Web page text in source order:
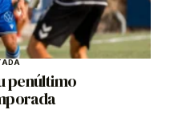
penúltimo